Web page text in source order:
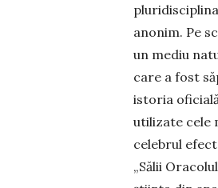
anonim. Pe
un mediu
care a fost
istoria
utilizate cele
celebrul
„Sălii